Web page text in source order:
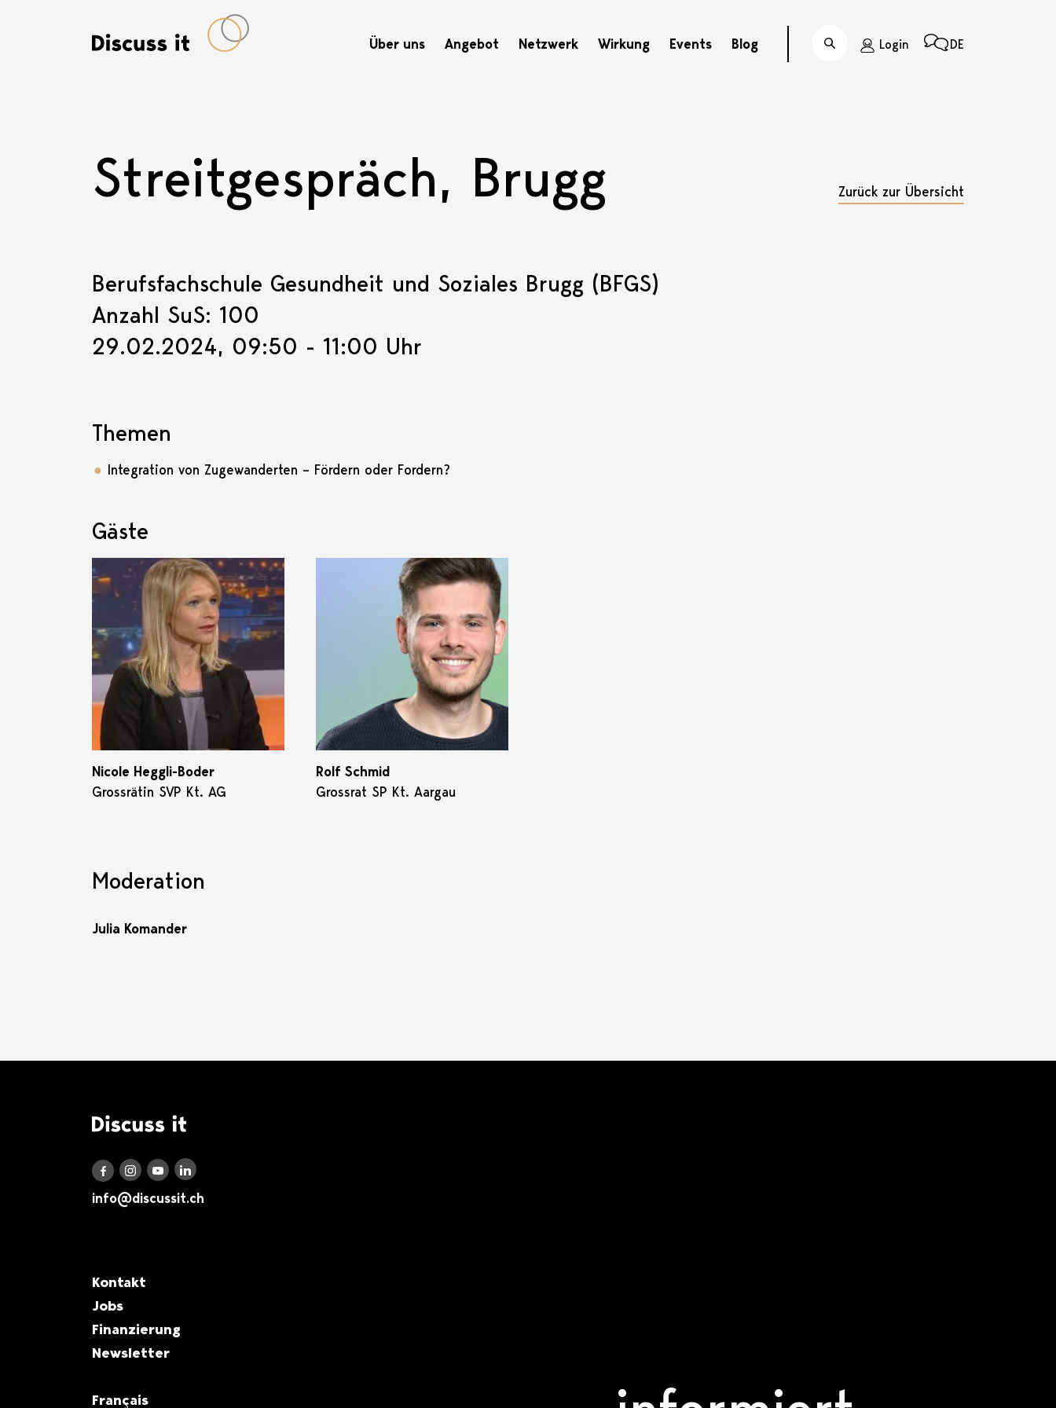
Hauptnavigation
Über uns Angebot Netzwerk Wirkung Events Blog Suche Login DE
Zurück zur Übersicht
Streitgespräch, Brugg
Berufsfachschule Gesundheit und Soziales Brugg (BFGS)
Anzahl SuS: 100
29.02.2024, 09:50 - 11:00 Uhr
Themen
Integration von Zugewanderten – Fördern oder Fordern?
Gäste
Nicole Heggli-Boder
Grossrätin SVP Kt. AG
Rolf Schmid
Grossrat SP Kt. Aargau
Moderation
Julia Komander
Logo Discuss it
Discuss it auf Facebook
Discuss it auf Instagram
Discuss it auf Youtube
Discuss it auf LinkedIn
info@discussit.ch
Metanavigation
Kontakt
Jobs
Finanzierung
Newsletter
Français